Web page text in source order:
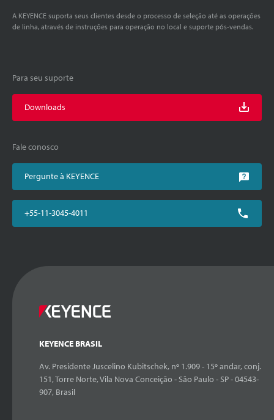
A KEYENCE suporta seus clientes desde o processo de seleção até as operações
de linha, através de instruções para operação no local e suporte pós-vendas.
Para seu suporte
Downloads
Fale conosco
Pergunte à KEYENCE
+55-11-3045-4011
KEYENCE BRASIL
Av. Presidente Juscelino Kubitschek, nº 1.909 - 15º andar, conj.
151, Torre Norte, Vila Nova Conceição - São Paulo - SP - 04543-
907, Brasil